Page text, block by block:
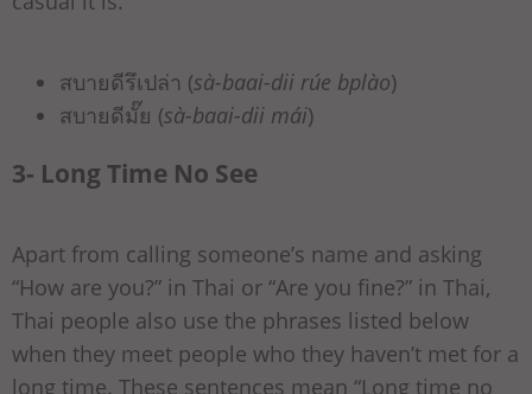
สบายดีรึเปล่า (sà-baai-dii rúe bplào)
สบายดีมั๊ย (sà-baai-dii mái)
3- Long Time No See
Apart from calling someone’s name and asking
“How are you?” in Thai or “Are you fine?” in Thai,
Thai people also use the phrases listed below
when they meet people who they haven’t met for a
long time. These sentences mean “Long time no